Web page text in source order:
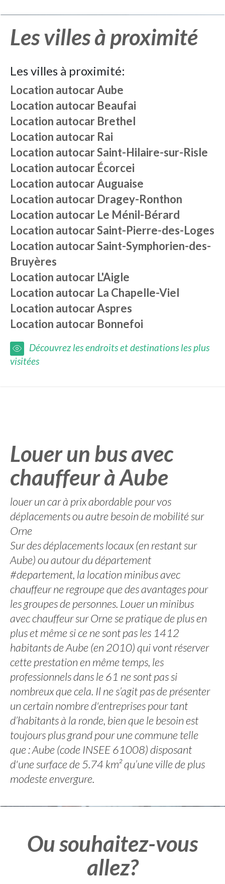
Les villes à proximité
Les villes à proximité:
Location autocarAube
Location autocar Beaufai
Location autocar Brethel
Location autocar Rai
Location autocarSaint-Hilaire-sur-Risle
Location autocar Écorcei
Location autocarAuguaise
Location autocar Dragey-Ronthon
Location autocar Le Ménil-Bérard
Location autocarSaint-Pierre-des-Loges
Location autocarSaint-Symphorien-des-
Bruyères
Location autocar L'Aigle
Location autocar La Chapelle-Viel
Location autocarAspres
Location autocar Bonnefoi
Découvrez les endroits et destinations les plus
visitées
Louer un bus avec
chauffeur à Aube
louer un car à prix abordable pour vos
déplacements ou autre besoin de mobilité sur
Orne
Sur des déplacements locaux (en restant sur
Aube) ou autour du département
#departement, la location minibus avec
chauffeur ne regroupe que des avantages pour
les groupes de personnes. Louer un minibus
avec chauffeur sur Orne se pratique de plus en
plus et même si ce ne sont pas les 1412
habitants de Aube (en 2010) qui vont réserver
cette prestation en même temps, les
professionnels dans le 61 ne sont pas si
nombreux que cela. Il ne s’agit pas de présenter
un certain nombre d'entreprises pour tant
d’habitants à la ronde, bien que le besoin est
toujours plus grand pour une commune telle
que : Aube (code INSEE 61008) disposant
d'une surface de 5.74 km² qu’une ville de plus
modeste envergure.
Ou souhaitez-vous
allez?